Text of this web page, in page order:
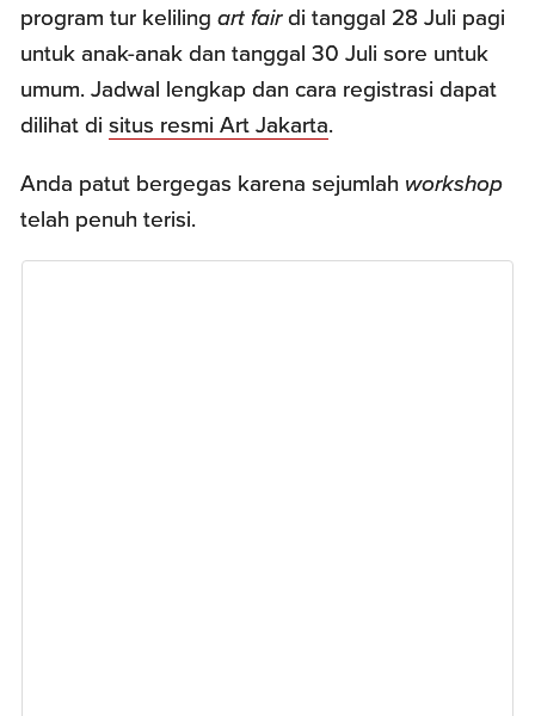
program tur kelilingart fairdi tanggal 28 Juli pagi
untuk anak-anak dan tanggal 30 Juli sore untuk
umum. Jadwal lengkap dan cara registrasi dapat
dilihat disitus resmi Art Jakarta.
Anda patut bergegas karena sejumlah workshop
telah penuh terisi.